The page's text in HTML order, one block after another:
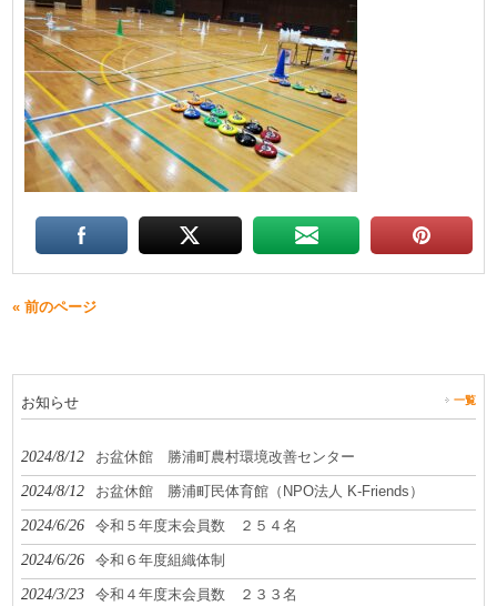
« 前のページ
お知らせ 一覧
2024/8/12 お盆休館 勝浦町農村環境改善センター
2024/8/12 お盆休館 勝浦町民体育館（NPO法人 K-Friends）
2024/6/26 令和５年度末会員数 ２５４名
2024/6/26 令和６年度組織体制
2024/3/23 令和４年度末会員数 ２３３名